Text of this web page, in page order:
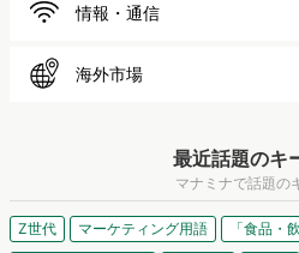
情報・通信
海外市場
最近話題のキ
マナミナで話題の
Z世代 マーケティング用語 「食品・